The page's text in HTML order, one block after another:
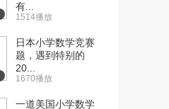
有...
1514播放
日本小学数学竞赛
题，遇到特别的
20...
1670播放
一道美国小学数学